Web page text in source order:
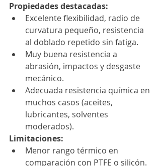
Propiedades destacadas:
Excelente flexibilidad, radio de
curvatura pequeño, resistencia
al doblado repetido sin fatiga.
Muy buena resistencia a
abrasión, impactos y desgaste
mecánico.
Adecuada resistencia química en
muchos casos (aceites,
lubricantes, solventes
moderados).
Limitaciones:
Menor rango térmico en
comparación con PTFE o silicón.